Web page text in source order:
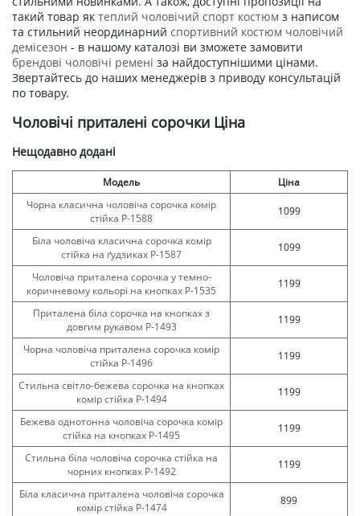
такий товар як теплий чоловічий спорт костюм з написом
та стильний неординарний спортивний костюм чоловічий
демісезон - в нашому каталозі ви зможете замовити
брендові чоловічі ремені за найдоступнішими цінами.
Звертайтесь до наших менеджерів з приводу консультацій
по товару.
Чоловічі приталені сорочки Ціна
Нещодавно додані
Модель
Ціна
Чорна класична чоловіча сорочка комір
стійка Р-1588
1099
Біла чоловіча класична сорочка комір
стійка на ґудзиках Р-1587
1099
Чоловіча приталена сорочка у темно-
коричневому кольорі на кнопках Р-1535
1199
Приталена біла сорочка на кнопках з
довгим рукавом Р-1493
1199
Чорна чоловіча приталена сорочка комір
стійка Р-1496
1199
Стильна світло-бежева сорочка на кнопках
комір стійка Р-1494
1199
Бежева однотонна чоловіча сорочка комір
стійка на кнопках Р-1495
1199
Стильна біла чоловіча сорочка стійка на
чорних кнопках Р-1492
1199
Біла класична приталена чоловіча сорочка
комір стійка Р-1474
899